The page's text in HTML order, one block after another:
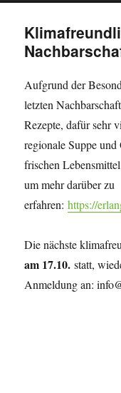
Aufgrund der
letzten
Rezepte, dafür sehr
regionale Suppe und
frischen
um mehr darüber zu
erfahren:https://
Die nächste
am 17.10. statt,
Anmeldung an: